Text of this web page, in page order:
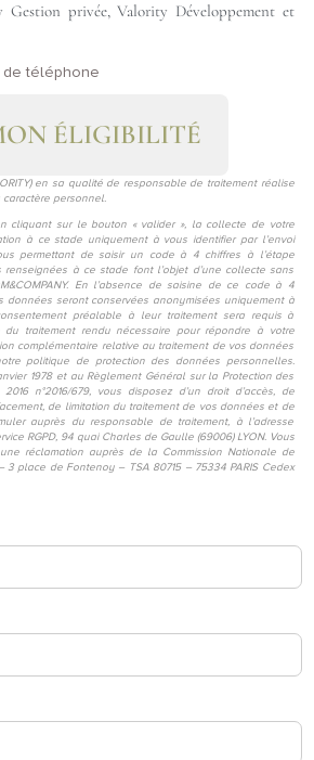
Gestion privée, Valority Développement et
de téléphone
ÉLIGIBILITÉ
en sa qualité de responsable de traitement réalise
personnel.
cliquant sur le bouton « valider », la collecte de votre
à ce stade uniquement à vous identifier par l’envoi
permettant de saisir un code à 4 chiffres à l’étape
renseignées à ce stade font l’objet d’une collecte sans
En l’absence de saisine de ce code à 4
données seront conservées anonymisées uniquement à
préalable à leur traitement sera requis à
du traitement rendu nécessaire pour répondre à votre
complémentaire relative au traitement de vos données
politique de protection des données personnelles.
1978 et au Règlement Général sur la Protection des
n°2016/679, vous disposez d’un droit d’accès, de
de limitation du traitement de vos données et de
auprès du responsable de traitement, à l’adresse
RGPD, 94 quai Charles de Gaulle (69006) LYON. Vous
réclamation auprès de la Commission Nationale de
3 place de Fontenoy – TSA 80715 – 75334 PARIS Cedex